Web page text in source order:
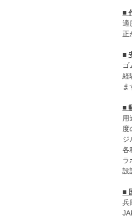
■
適
正
■
ゴ
経
ま
■
用
度
ジ
各
ラ
設
■
兵